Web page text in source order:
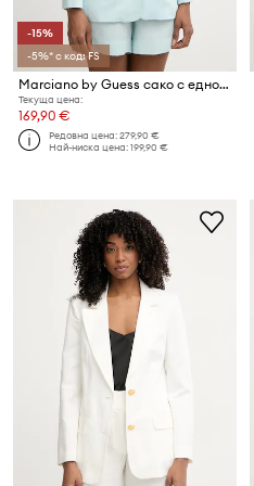
-15%
-5%* с код: FS
Marciano by Guess сако с едноредно закопчаване дамско с добавен лен JANE
Текуща цена:
169,90 €
Редовна цена:279,90 €
Най-ниска цена:199,90 €